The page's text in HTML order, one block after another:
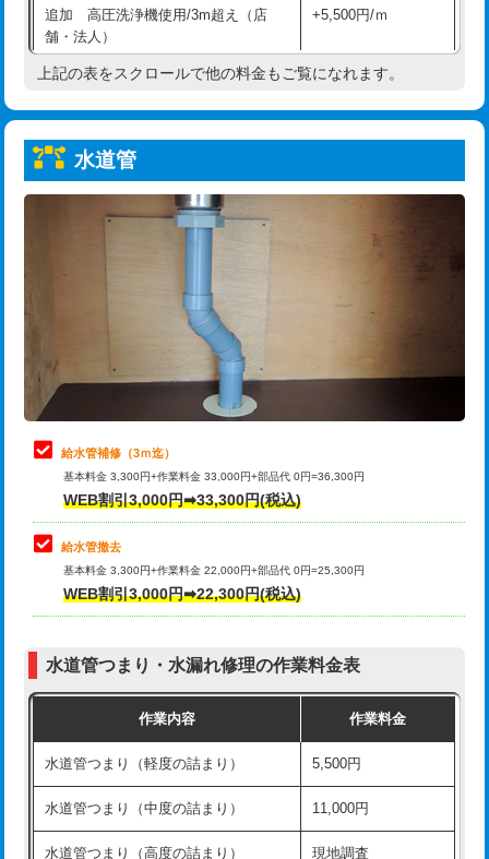
給水管工事※（塩ビ管（VP・HI）使
用/3ｍまで)
33,000円
給水管工事※（塩ビ管（VP・HI）使
+8,800円
給水管工事※（ライニング鋼管・銅
管・ポリ管・HT管使用/3ｍまで)
給水管工事※（ライニング鋼管・銅
管・ポリ管・HT管使用/3ｍ超え)
排水管工事（土の掘削・埋め戻し作
11,000円~
排水管工事（排水管工事/3ｍまで） 55,000円
排水管工事（追加 排水管工事/3ｍ超
マス交換（土の掘削・埋め戻し作業）
マス交換（深さ50㎝未満）
マス交換（深さ50㎝以上）
コンクリート斫り（厚さ10㎝まで）
モルタル補修（厚さ10㎝超え） 38,500円
洗面台設置 38,500円
化粧台設置 22,000円
追加 高圧洗浄機使用/3m超え（店
舗・法人）
+5,500円/ｍ
高度高圧洗浄換 現地調査
トーラー機使用/3mまで
追加トーラー機使用/3m超え
33,000円
8,800円
止水・漏水調査・防水処理・清掃・修
理・調整・分解・加工など（軽作業）
11,000円
止水・漏水調査・防水処理・清掃・修
理・調整・分解・加工など（中作業）
止水・漏水調査・防水処理・清掃・修
理・調整・分解・加工など（重作業）
33,000円
その他部品の脱着
交換・取付（タンク）
式）)
式・ワンホール）)
交換・取付(排水栓・排水トラップ
22,000円+材料費
上記の表をスクロールで他の料金もご覧になれます。
水道管
給水管補修（3ｍ迄）
基本料金 3,300円+作業料金 33,000円+部品代 0円=36,300円
WEB割引3,000円➡33,300円(税込)
給水管撤去
基本料金 3,300円+作業料金 22,000円+部品代 0円=25,300円
WEB割引3,000円➡22,300円(税込)
水道管つまり・水漏れ修理の作業料金表
作業内容 作業料金
水道管つまり（軽度の詰まり） 5,500円
水道管つまり（中度の詰まり） 11,000円
水道管つまり（高度の詰まり） 現地調査